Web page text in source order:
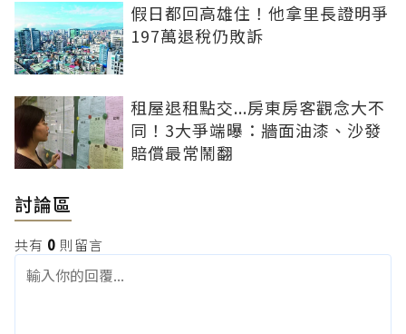
假日都回高雄住！他拿里長證明爭
197萬退稅仍敗訴
租屋退租點交...房東房客觀念大不
同！3大爭端曝：牆面油漆、沙發
賠償最常鬧翻
討論區
共有 0 則留言